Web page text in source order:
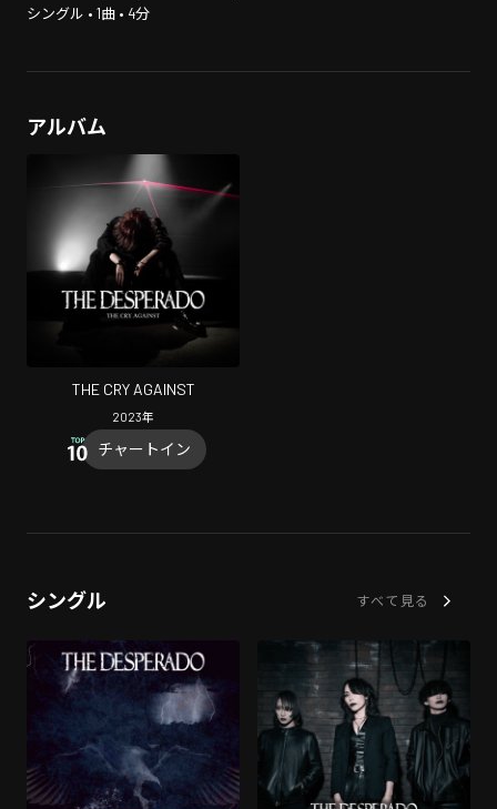
シングル • 1曲 • 4分
アルバム
THE CRY AGAINST
2023年
チャートイン
シングル すべて見る